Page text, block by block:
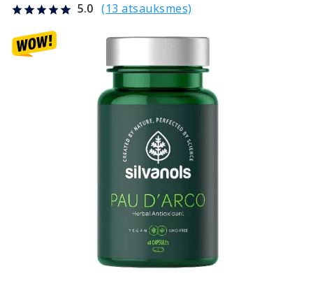
5.0 (13 atsauksmes)